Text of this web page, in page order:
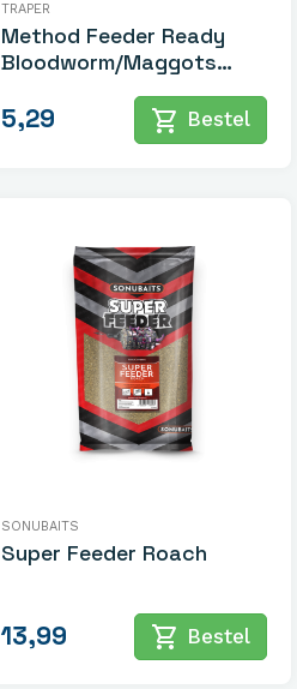
TRAPER
Method Feeder Ready
Bloodworm/Maggots
5,29 shopping_cart Bestel
SONUBAITS
Super Feeder Roach
13,99 shopping_cart Bestel